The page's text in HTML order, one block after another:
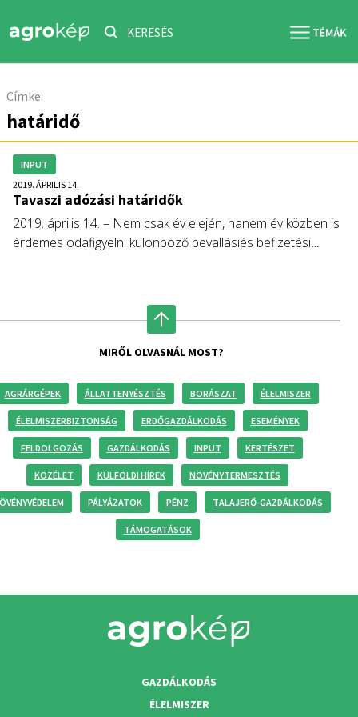
KERESÉS
Címke:
határidő
INPUT
2019. ÁPRILIS 14.
Tavaszi adózási határidők
2019. április 14. – Nem csak év elején, hanem év közben is
érdemes odafigyelni különböző bevallásiés befizetési
MIRŐL OLVASNÁL MOST?
AGRÁRGÉPEK ÁLLATTENYÉSZTÉS BORÁSZAT ÉLELMISZER
ÉLELMISZERBIZTONSÁG ERDŐGAZDÁLKODÁS ESEMÉNYEK
FELDOLGOZÁS GAZDÁLKODÁS INPUT KERTÉSZET
KÖZÉLET KÜLFÖLDI HÍREK NÖVÉNYTERMESZTÉS
PÁLYÁZATOK PÉNZ TALAJERŐ-GAZDÁLKODÁS
TÁMOGATÁSOK
GAZDÁLKODÁS
ÉLELMISZER